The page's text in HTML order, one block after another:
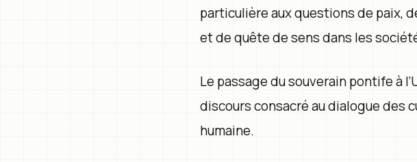
particulière aux questions de paix,
et de quête de sens dans les
Le passage du souverain pontife à
discours consacré au dialogue des
humaine.